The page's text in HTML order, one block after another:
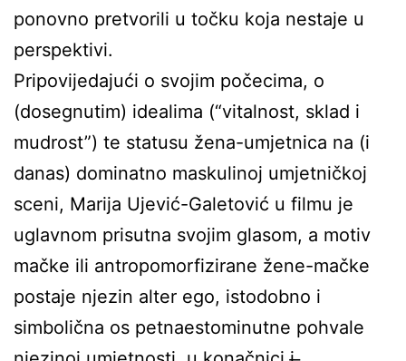
ponovno pretvorili u točku koja nestaje u
perspektivi.
Pripovijedajući o svojim počecima, o
(dosegnutim) idealima (“vitalnost, sklad i
mudrost”) te statusu žena-umjetnica na (i
danas) dominatno maskulinoj umjetničkoj
sceni, Marija Ujević-Galetović u filmu je
uglavnom prisutna svojim glasom, a motiv
mačke ili antropomorfizirane žene-mačke
postaje njezin alter ego, istodobno i
simbolična os petnaestominutne pohvale